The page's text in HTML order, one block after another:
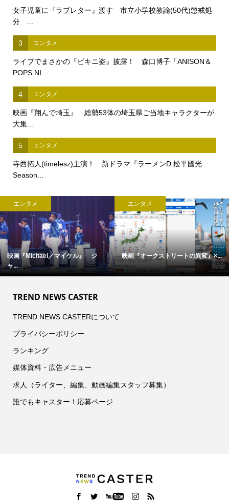
女子児童に『ラブレター』渡す 市立小学校教諭(50代)懲戒処
分 ...
3 エンタメ
ライブでまさかの『ビキニ姿』披露！ 森口博子「ANISON＆
POPS NI...
4 エンタメ
映画『翔んで埼玉』 総勢53体の埼玉県ご当地キャラクターが
大集...
5 エンタメ
寺西拓人(timelesz)主演！ 新ドラマ『ラーメンD 松平國光
Season...
エンタメ
映画『Michael／マイケル』 ジ
ャ...
エンタメ
映画『オークストリートの異変』×...
TREND NEWS CASTER
TREND NEWS CASTERについて
プライバシーポリシー
ランキング
媒体資料・広告メニュー
求人（ライター、編集、動画編集スタッフ募集）
誰でもキャスター！応募ページ